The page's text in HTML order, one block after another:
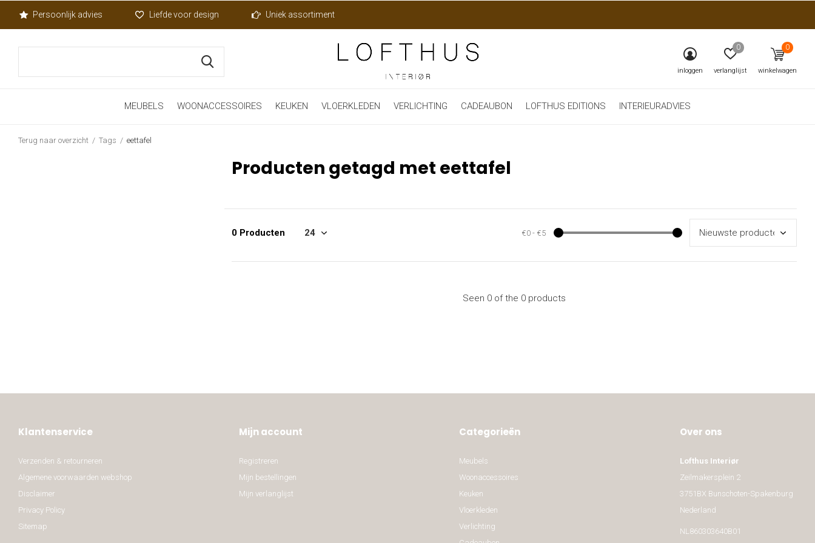
MEUBELS WOONACCESSOIRES KEUKEN VLOERKLEDEN VERLICHTING CADEAUBON LOFTHUS EDITIONS INTERIEURADVIES
inloggen verlanglijst
0
winkelwagen
0
Persoonlijk advies Liefde voor design Uniek assortiment
Terug naar overzicht Tags eettafel
Producten getagd met eettafel
0 Producten €0 - €5
Seen 0 of the 0 products
Klantenservice
Verzenden & retourneren
Algemene voorwaarden webshop
Disclaimer
Privacy Policy
Sitemap
Mijn account
Registreren
Mijn bestellingen
Mijn verlanglijst
Categorieën
Meubels
Woonaccessoires
Keuken
Vloerkleden
Verlichting
Over ons
Lofthus Interiør
Zeilmakersplein 2
3751BX Bunschoten-Spakenburg
Nederland
NL860303640B01